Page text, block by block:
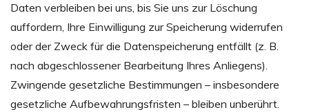
Daten verbleiben bei uns, bis Sie uns zur Löschung
auffordern, Ihre Einwilligung zur Speicherung widerrufen
oder der Zweck für die Datenspeicherung entfällt (z. B.
nach abgeschlossener Bearbeitung Ihres Anliegens).
Zwingende gesetzliche Bestimmungen – insbesondere
gesetzliche Aufbewahrungsfristen – bleiben unberührt.